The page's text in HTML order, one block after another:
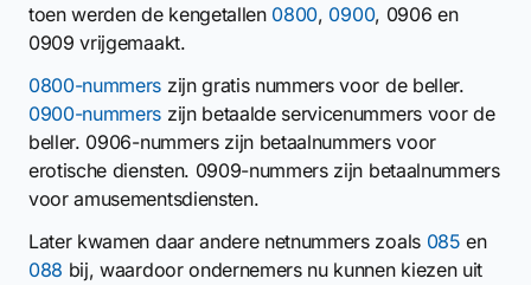
toen werden de kengetallen 0800, 0900, 0906 en
0909 vrijgemaakt.
0800-nummers zijn gratis nummers voor de beller.
0900-nummers zijn betaalde servicenummers voor de
beller. 0906-nummers zijn betaalnummers voor
erotische diensten. 0909-nummers zijn betaalnummers
voor amusementsdiensten.
Later kwamen daar andere netnummers zoals 085 en
088 bij, waardoor ondernemers nu kunnen kiezen uit